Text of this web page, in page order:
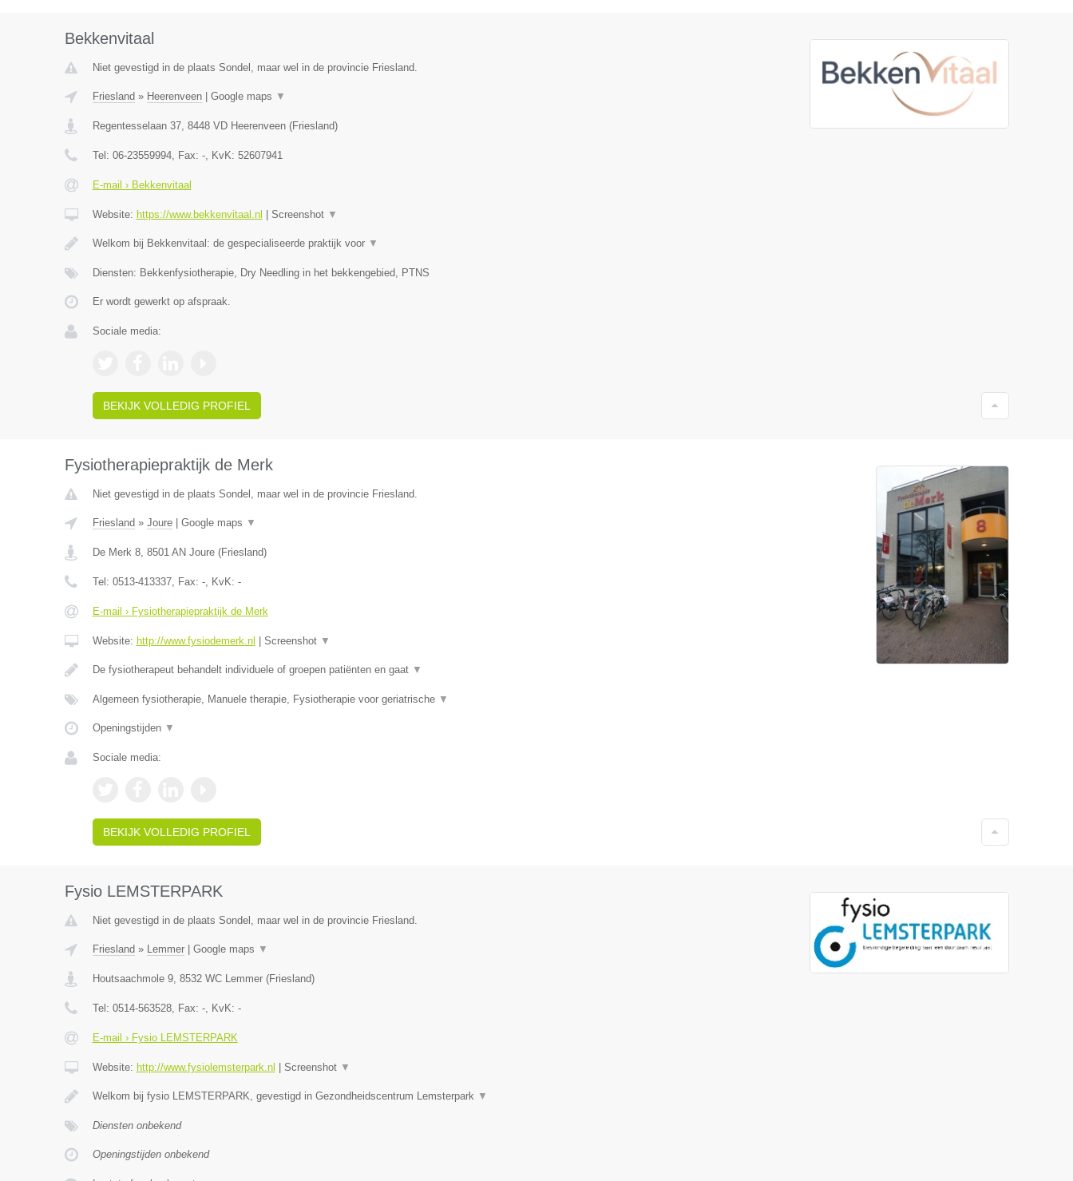
Bekkenvitaal
Niet gevestigd in de plaats Sondel, maar wel in de provincie Friesland.
Friesland » Heerenveen| Google maps ▼
Regentesselaan 37, 8448 VD Heerenveen(Friesland)
Tel: 06-23559994, Fax: -, KvK: 52607941
E-mail › Bekkenvitaal
Website: https://www.bekkenvitaal.nl Screenshot ▼
Welkom bij Bekkenvitaal: de gespecialiseerde praktijk voor ▼
Diensten: Bekkenfysiotherapie, Dry Needling in het bekkengebied, PTNS
Er wordt gewerkt op afspraak.
Sociale media:
BEKIJK VOLLEDIG PROFIEL
Fysiotherapiepraktijk de Merk
Niet gevestigd in de plaats Sondel, maar wel in de provincie Friesland.
Friesland » Joure| Google maps ▼
De Merk 8, 8501 AN Joure(Friesland)
Tel: 0513-413337, Fax: -, KvK: -
E-mail › Fysiotherapiepraktijk de Merk
Website: http://www.fysiodemerk.nl Screenshot ▼
De fysiotherapeut behandelt individuele of groepen patiënten en gaat ▼
Algemeen fysiotherapie, Manuele therapie, Fysiotherapie voor geriatrische ▼
Openingstijden ▼
Sociale media:
BEKIJK VOLLEDIG PROFIEL
Fysio LEMSTERPARK
Niet gevestigd in de plaats Sondel, maar wel in de provincie Friesland.
Friesland » Lemmer| Google maps ▼
Houtsaachmole 9, 8532 WC Lemmer(Friesland)
Tel: 0514-563528, Fax: -, KvK: -
E-mail › Fysio LEMSTERPARK
Website: http://www.fysiolemsterpark.nl Screenshot ▼
Welkom bij fysio LEMSTERPARK, gevestigd in Gezondheidscentrum Lemsterpark ▼
Diensten onbekend
Openingstijden onbekend